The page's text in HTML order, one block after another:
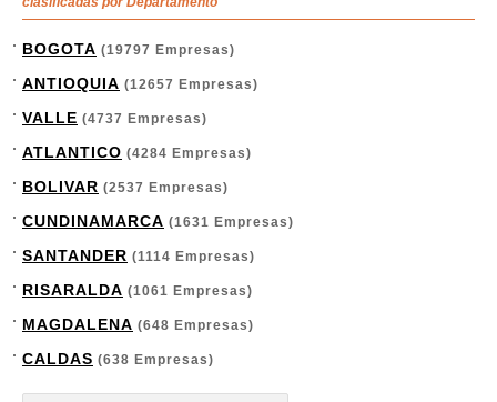
BOGOTA (19797 Empresas)
ANTIOQUIA (12657 Empresas)
VALLE (4737 Empresas)
ATLANTICO (4284 Empresas)
BOLIVAR (2537 Empresas)
CUNDINAMARCA (1631 Empresas)
SANTANDER (1114 Empresas)
RISARALDA (1061 Empresas)
MAGDALENA (648 Empresas)
CALDAS (638 Empresas)